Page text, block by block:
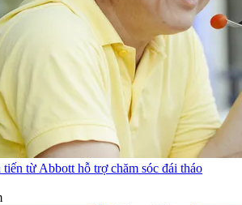
từ Abbott hỗ trợ chăm sóc đái tháo